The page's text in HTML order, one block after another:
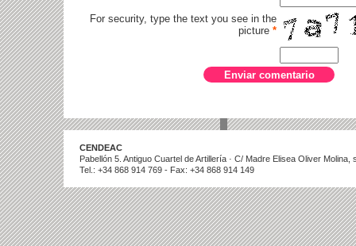
For security, type the text you see in the
picture *
CENDEAC
Pabellón 5. Antiguo Cuartel de Artillería · C/ Madre Elisea Oliver
Tel.: +34 868 914 769 - Fax: +34 868 914 149